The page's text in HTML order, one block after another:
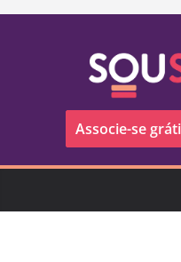
Pular
Associe-se